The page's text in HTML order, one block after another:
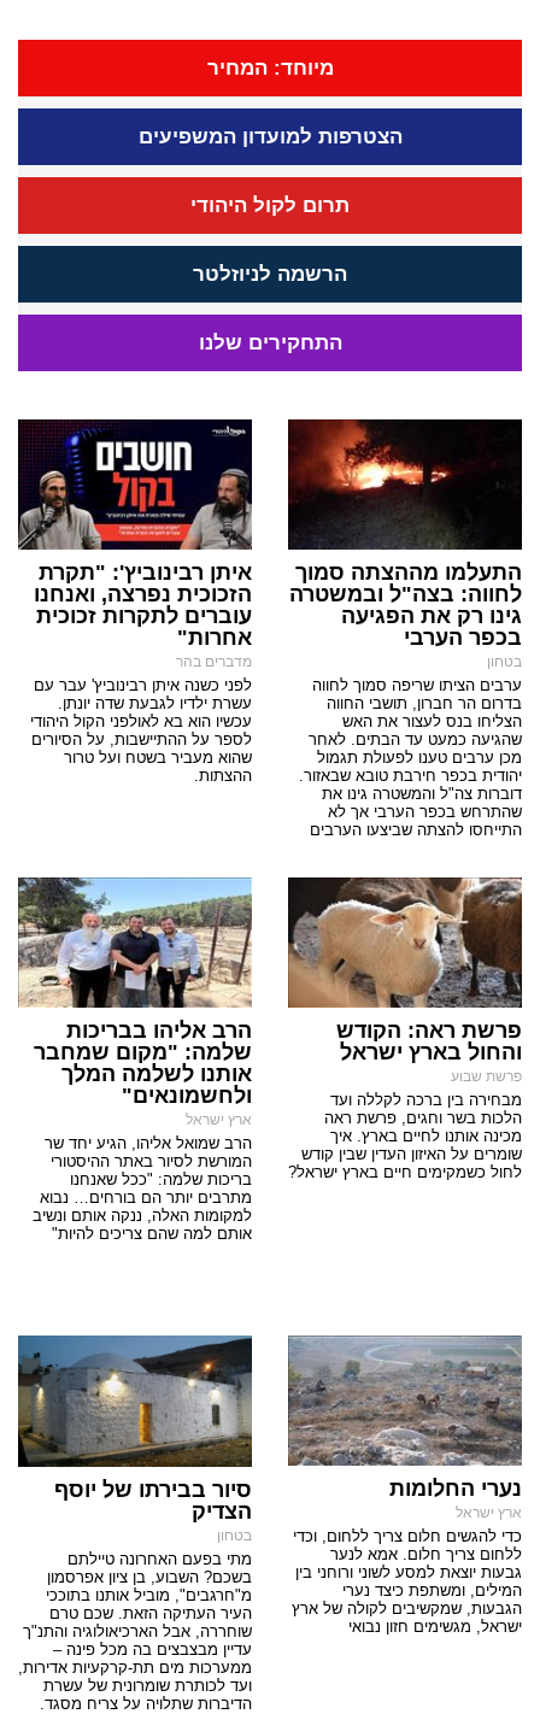
מיוחד: המחיר
הצטרפות למועדון המשפיעים
תרום לקול היהודי
הרשמה לניוזלטר
התחקירים שלנו
התעלמו מההצתה סמוך
לחווה: בצה"ל ובמשטרה
גינו רק את הפגיעה
בכפר הערבי
בטחון
ערבים הציתו שריפה סמוך לחווה
בדרום הר חברון, תושבי החווה
הצליחו בנס לעצור את האש
שהגיעה כמעט עד הבתים. לאחר
מכן ערבים טענו לפעולת תגמול
יהודית בכפר חירבת טובא שבאזור.
דוברות צה"ל והמשטרה גינו את
שהתרחש בכפר הערבי אך לא
התייחסו להצתה שביצעו הערבים
איתן רבינוביץ': "תקרת
הזכוכית נפרצה, ואנחנו
עוברים לתקרות זכוכית
אחרות"
מדברים בהר
לפני כשנה איתן רבינוביץ' עבר עם
עשרת ילדיו לגבעת שדה יונתן.
עכשיו הוא בא לאולפני הקול היהודי
לספר על ההתיישבות, על הסיורים
שהוא מעביר בשטח ועל טרור
ההצתות.
פרשת ראה: הקודש
והחול בארץ ישראל
פרשת שבוע
מבחירה בין ברכה לקללה ועד
הלכות בשר וחגים, פרשת ראה
מכינה אותנו לחיים בארץ. איך
שומרים על האיזון העדין שבין קודש
לחול כשמקימים חיים בארץ ישראל?
הרב אליהו בבריכות
שלמה: "מקום שמחבר
אותנו לשלמה המלך
ולחשמונאים"
ארץ ישראל
הרב שמואל אליהו, הגיע יחד שר
המורשת לסיור באתר ההיסטורי
בריכות שלמה: "ככל שאנחנו
מתרבים יותר הם בורחים… נבוא
למקומות האלה, ננקה אותם ונשיב
אותם למה שהם צריכים להיות"
נערי החלומות
ארץ ישראל
כדי להגשים חלום צריך ללחום, וכדי
ללחום צריך חלום. אמא לנער
גבעות יוצאת למסע לשוני ורוחני בין
המילים, ומשתפת כיצד נערי
הגבעות, שמקשיבים לקולה של ארץ
ישראל, מגשימים חזון נבואי
סיור בבירתו של יוסף
הצדיק
בטחון
מתי בפעם האחרונה טיילתם
בשכם? השבוע, בן ציון אפרסמון
מ"חרגבים", מוביל אותנו בתוככי
העיר העתיקה הזאת. שכם טרם
שוחררה, אבל הארכיאולוגיה והתנ"ך
עדיין מבצבצים בה מכל פינה –
ממערכות מים תת-קרקעיות אדירות,
ועד לכותרת שומרונית של עשרת
הדיברות שתלויה על צריח מסגד.